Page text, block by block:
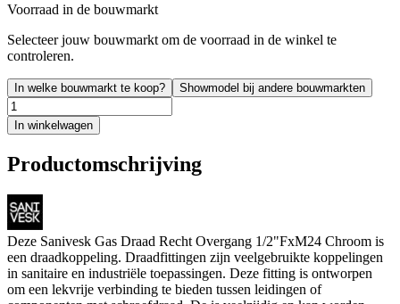
Voorraad in de bouwmarkt
Selecteer jouw bouwmarkt om de voorraad in de winkel te
controleren.
In welke bouwmarkt te koop? Showmodel bij andere bouwmarkten
In winkelwagen
Productomschrijving
Deze Sanivesk Gas Draad Recht Overgang 1/2"FxM24 Chroom is
een draadkoppeling. Draadfittingen zijn veelgebruikte koppelingen
in sanitaire en industriële toepassingen. Deze fitting is ontworpen
om een lekvrije verbinding te bieden tussen leidingen of